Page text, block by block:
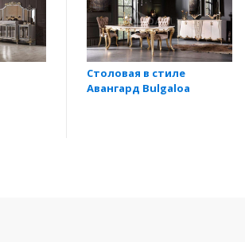
Столовая в стиле
Авангард Bulgaloa